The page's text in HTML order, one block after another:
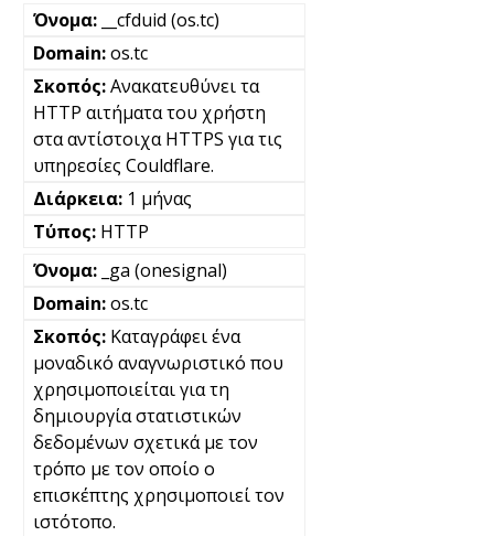
__cfduid (os.tc)
os.tc
Ανακατευθύνει τα
HTTP αιτήματα του χρήστη
στα αντίστοιχα HTTPS για τις
υπηρεσίες Couldflare.
1 μήνας
HTTP
_ga (onesignal)
os.tc
Καταγράφει ένα
μοναδικό αναγνωριστικό που
χρησιμοποιείται για τη
δημιουργία στατιστικών
δεδομένων σχετικά με τον
τρόπο με τον οποίο ο
επισκέπτης χρησιμοποιεί τον
ιστότοπο.